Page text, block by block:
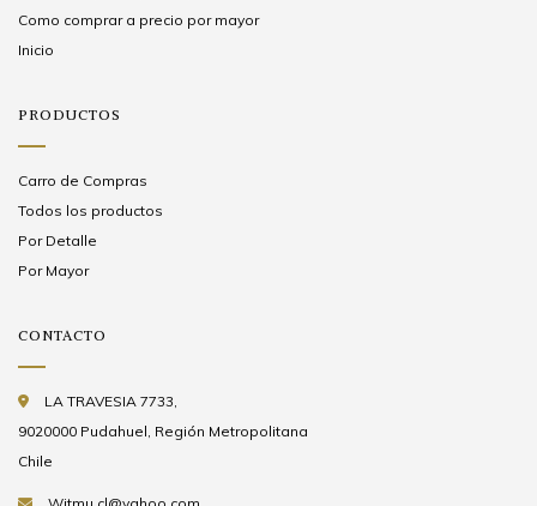
Como comprar a precio por mayor
Inicio
PRODUCTOS
Carro de Compras
Todos los productos
Por Detalle
Por Mayor
CONTACTO
LA TRAVESIA 7733,
9020000 Pudahuel, Región Metropolitana
Chile